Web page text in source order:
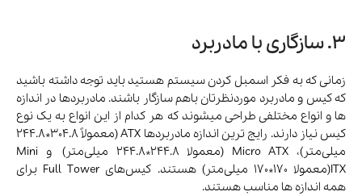
3. سازگاری با مادربرد
زمانی که به فکر اسمبل کردن سیستم هستید باید توجه داشته باشید
که کیس و مادربرد موردنظرتان باهم سازگار باشند. مادربردها در اندازه
ها و انواع مختلفی طراحی میشوند که هر کدام از این انواع به یک نوع
کیس نیاز دارند. رایج ترین اندازه مادربردها ATX (معمولاً 304.8*244.8
میلی‌متر)، Micro ATX (معمولا 244.8*244.8 میلی‌متر) و Mini
ITX(معمولا 170*170 میلی‌متر) هستند. کیس‌های Full Tower برای
همه اندازه ها مناسب هستند.